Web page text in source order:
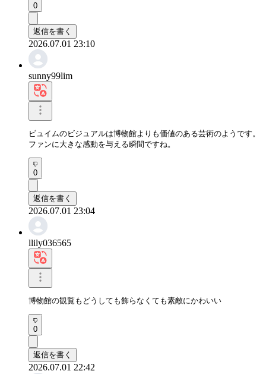
0
返信を書く
2026.07.01 23:10
sunny99lim
ビュイムのビジュアルは博物館よりも価値のある芸術のようです。
ファンに大きな感動を与える瞬間ですね。
0
返信を書く
2026.07.01 23:04
llily036565
博物館の観覧もどうしても飾らなくても素敵にかわいい
0
返信を書く
2026.07.01 22:42